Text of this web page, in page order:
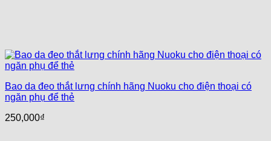
Bao da đeo thắt lưng chính hãng Nuoku cho điện thoại có
ngăn phụ để thẻ
250,000₫